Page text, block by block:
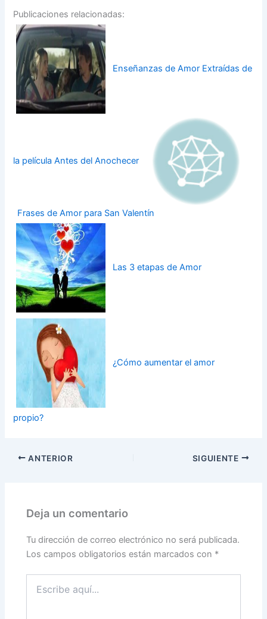
Publicaciones relacionadas:
Enseñanzas de Amor Extraídas de
la película Antes del Anochecer
Frases de Amor para San Valentín
Las 3 etapas de Amor
¿Cómo aumentar el amor
propio?
ANTERIOR SIGUIENTE
Deja un comentario
Tu dirección de correo electrónico no será publicada.
Los campos obligatorios están marcados con *
aquí...